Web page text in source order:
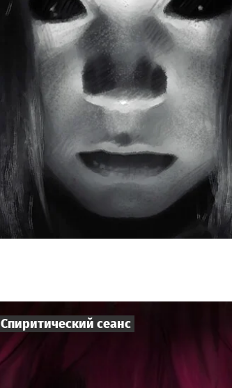
Спиритический сеанс